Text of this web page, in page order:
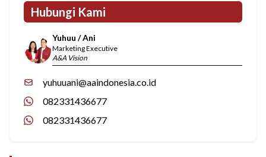
Hubungi Kami
Yuhuu / Ani
Marketing Executive
A&A Vision
yuhuuani@aaindonesia.co.id
082331436677
082331436677